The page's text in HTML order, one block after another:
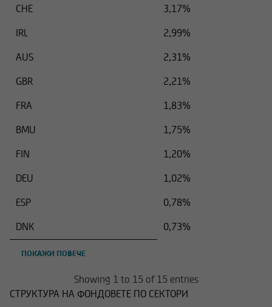
CHE
3,17%
IRL
2,99%
AUS
2,31%
GBR
2,21%
FRA
1,83%
BMU
1,75%
FIN
1,20%
DEU
1,02%
ESP
0,78%
DNK
0,73%
ПОКАЖИ ПОВЕЧЕ
Showing 1 to 15 of 15 entries
СТРУКТУРА НА ФОНДОВЕТЕ ПО СЕКТОРИ